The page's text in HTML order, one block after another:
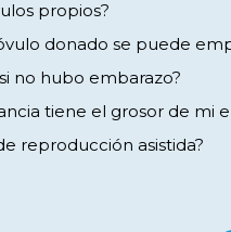
propios?
donado se puede
no hubo embarazo?
tiene el grosor de mi
reproducción asistida?